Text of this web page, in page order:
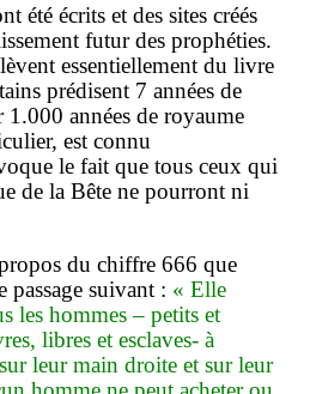
été écrits et des sites créés
futur des prophéties.
essentiellement du livre
prédisent 7 années de
années de royaume
est connu
le fait que tous ceux qui
de la Bête ne pourront ni
du chiffre 666 que
passage suivant : « Elle
les hommes – petits et
libres et esclaves- à
leur main droite et sur leur